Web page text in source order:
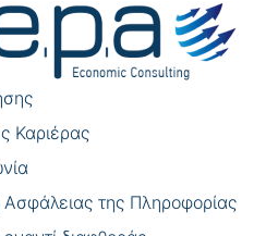
Καριέρας
Ασφάλειας της Πληροφορίας